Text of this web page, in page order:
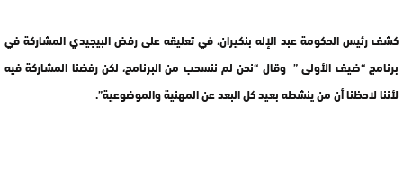
كشف رئيس الحكومة عبد الإله بنكيران، في تعليقه على رفض البيجيدي المشاركة في
برنامج “ضيف الأولى ” وقال “نحن لم ننسحب من البرنامج، لكن رفضنا المشاركة فيه
لأننا لاحظنا أن من ينشطه بعيد كل البعد عن المهنية والموضوعية”.